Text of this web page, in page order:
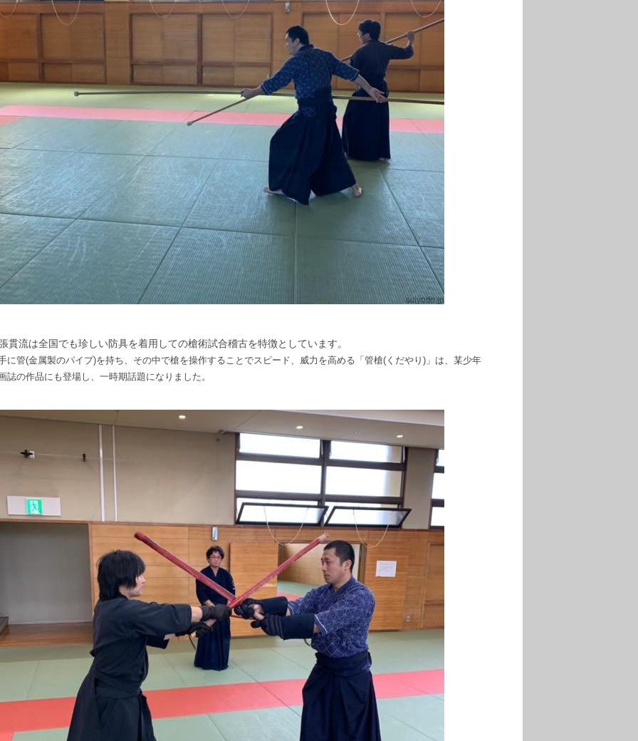
貫流は全国でも珍しい防具を着用しての槍術試合稽古を特徴としています。
に管(金属製のパイプ)を持ち、その中で槍を操作することでスピード、威力を高める「管槍(くだやり)」は、某少年
誌の作品にも登場し、一時期話題になりました。